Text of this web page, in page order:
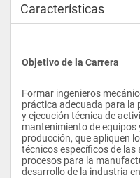
Características
Objetivo de la Carrera
Formar ingenieros
práctica adecuada para la
y ejecución técnica de
mantenimiento de
producción, que apliquen
técnicos específicos de las
procesos para la
desarrollo de la industria